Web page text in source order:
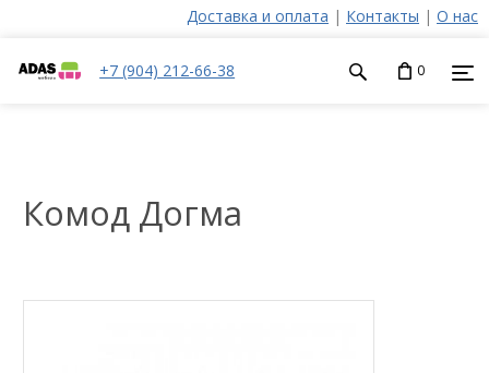
Доставка и оплата | Контакты | О нас
+7 (904) 212-66-38 0
Комод Догма